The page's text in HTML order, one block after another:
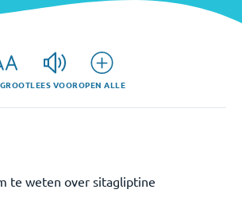
LEES VOOROPEN ALLE
te weten over sitagliptine